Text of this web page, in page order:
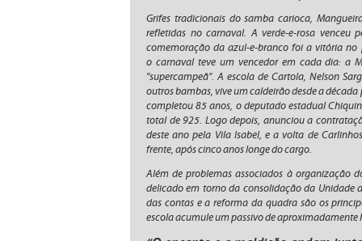
Grifes tradicionais do samba carioca,
refletidas no carnaval. A verde-e-rosa
comemoração da azul-e-branco foi a vitória no
o carnaval teve um vencedor em cada dia: a
"supercampeã". A escola de Cartola, Nelson
outros bambas, vive um caldeirão desde a
completou 85 anos, o deputado estadual
total de 925. Logo depois, anunciou a
deste ano pela Vila Isabel, e a volta de
frente, após cinco anos longe do cargo.
Além de problemas associados à organização
delicado em torno da consolidação da Unidade
das contas e a reforma da quadra são os
escola acumule um passivo de aproximadamente